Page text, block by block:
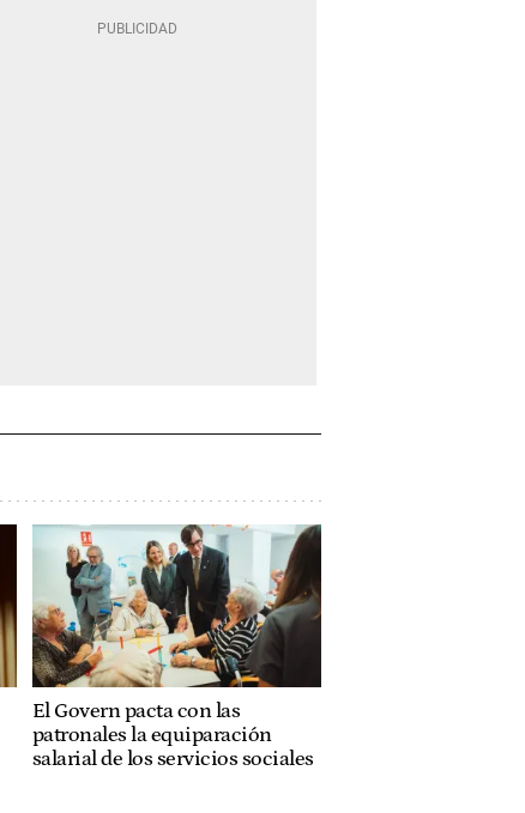
El Govern pacta con las
patronales la equiparación
salarial de los servicios sociales